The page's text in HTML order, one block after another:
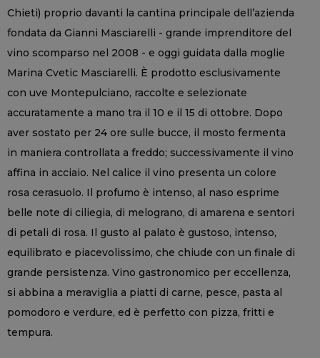
Chieti) proprio davanti la cantina principale dell’azienda
fondata da Gianni Masciarelli - grande imprenditore del
vino scomparso nel 2008 - e oggi guidata dalla moglie
Marina Cvetic Masciarelli. È prodotto esclusivamente
con uve Montepulciano, raccolte e selezionate
accuratamente a mano tra il 10 e il 15 di ottobre. Dopo
aver sostato per 24 ore sulle bucce, il mosto fermenta
in maniera controllata a freddo; successivamente il vino
affina in acciaio. Nel calice il vino presenta un colore
rosa cerasuolo. Il profumo è intenso, al naso esprime
belle note di ciliegia, di melograno, di amarena e sentori
di petali di rosa. Il gusto al palato è gustoso, intenso,
equilibrato e piacevolissimo, che chiude con un finale di
grande persistenza. Vino gastronomico per eccellenza,
si abbina a meraviglia a piatti di carne, pesce, pasta al
pomodoro e verdure, ed è perfetto con pizza, fritti e
tempura.